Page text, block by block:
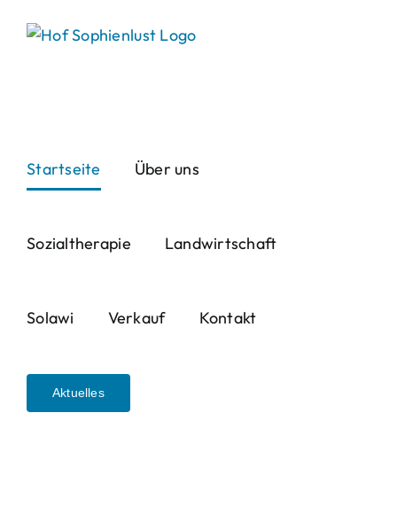
Startseite Über uns
Sozialtherapie Landwirtschaft
Solawi Verkauf Kontakt
Aktuelles